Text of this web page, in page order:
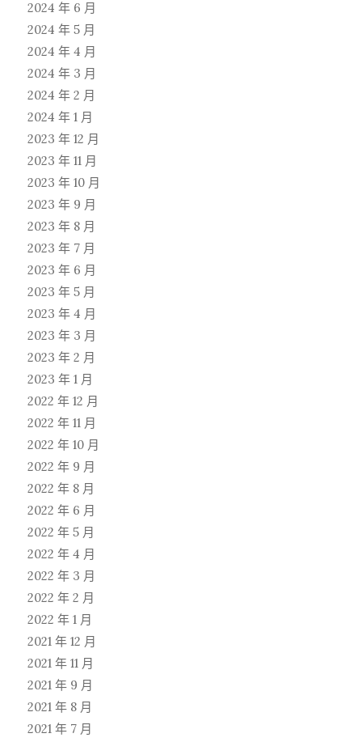
2024 年 6 月
2024 年 5 月
2024 年 4 月
2024 年 3 月
2024 年 2 月
2024 年 1 月
2023 年 12 月
2023 年 11 月
2023 年 10 月
2023 年 9 月
2023 年 8 月
2023 年 7 月
2023 年 6 月
2023 年 5 月
2023 年 4 月
2023 年 3 月
2023 年 2 月
2023 年 1 月
2022 年 12 月
2022 年 11 月
2022 年 10 月
2022 年 9 月
2022 年 8 月
2022 年 6 月
2022 年 5 月
2022 年 4 月
2022 年 3 月
2022 年 2 月
2022 年 1 月
2021 年 12 月
2021 年 11 月
2021 年 9 月
2021 年 8 月
2021 年 7 月